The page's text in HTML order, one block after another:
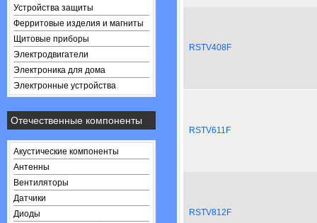
Устройства защиты
Ферритовые изделия и магниты
Щитовые приборы
Электродвигатели
Электроника для дома
Электронные устройства
Отечественные компоненты
Акустические компоненты
Антенны
Вентиляторы
Датчики
Диоды
RSTV408F
RSTV611F
RSTV812F